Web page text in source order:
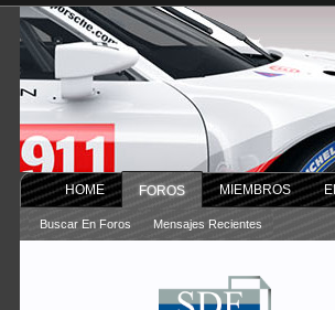
HOME FOROS
Buscar En Foros Mensajes Recientes
MIEMBROS